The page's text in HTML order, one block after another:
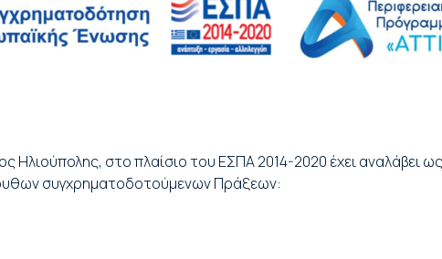
Ηλιούπολης, στο πλαίσιο του ΕΣΠΑ 2014-2020 έχει αναλάβει
συγχρηματοδοτούμενων Πράξεων: